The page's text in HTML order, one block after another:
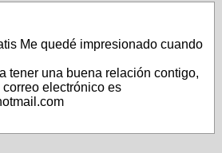
Me quedé impresionado cuando
tener una buena relación contigo,
electrónico es